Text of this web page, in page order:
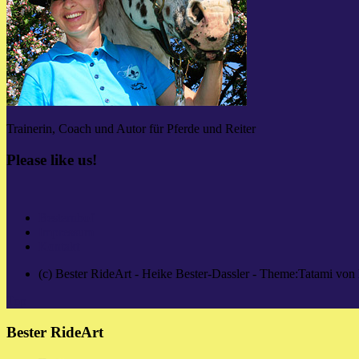
Trainerin, Coach und Autor für Pferde und Reiter
Please like us!
(c) Bester RideArt - Heike Bester-Dassler - Theme:Tatami von
Bester RideArt